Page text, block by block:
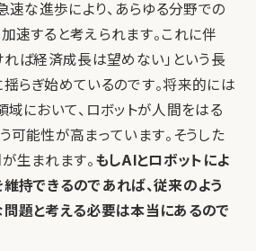
速な進歩により、あらゆる分野での
速すると考えられます。これに伴
れば経済成長は望めない」という長
らぎ始めているのです。将来的には
域において、ロボットが人間をはる
可能性が高まっています。そうした
生まれます。 もしAIとロボットによ
持できるのであれば、従来のよう
題と考える必要は本当にあるので